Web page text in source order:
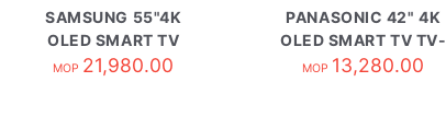
SAMSUNG 55"4K
OLED SMART TV
QA55S95HAEXZK
MOP 21,980.00
PANASONIC 42" 4K
OLED SMART TV TV-
42Z90BGH
MOP 13,280.00